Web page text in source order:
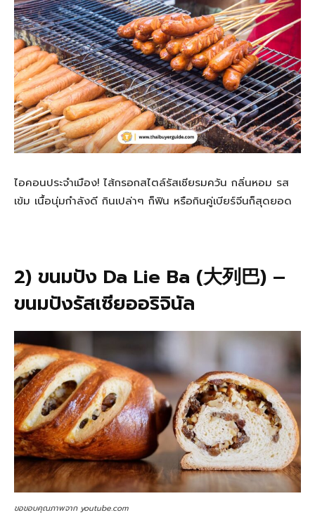
ไอคอนประจำเมือง! ไส้กรอกสไตล์รัสเซียรมควัน กลิ่นหอม รส
เข้ม เนื้อนุ่มกำลังดี กินเปล่าๆ ก็ฟิน หรือกินคู่เบียร์จีนก็สุดยอด
2) ขนมปัง Da Lie Ba (大列巴) –
ขนมปังรัสเซียออริจินัล
ขอขอบคุณภาพจาก youtube.com